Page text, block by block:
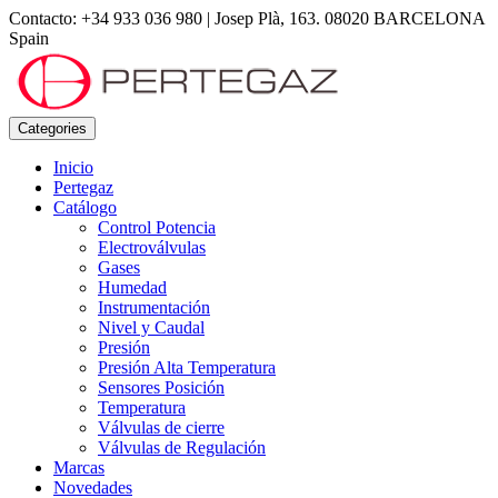
Contacto: +34 933 036 980 | Josep Plà, 163. 08020 BARCELONA
Spain
Categories
Inicio
Pertegaz
Catálogo
Control Potencia
Electroválvulas
Gases
Humedad
Instrumentación
Nivel y Caudal
Presión
Presión Alta Temperatura
Sensores Posición
Temperatura
Válvulas de cierre
Válvulas de Regulación
Marcas
Novedades